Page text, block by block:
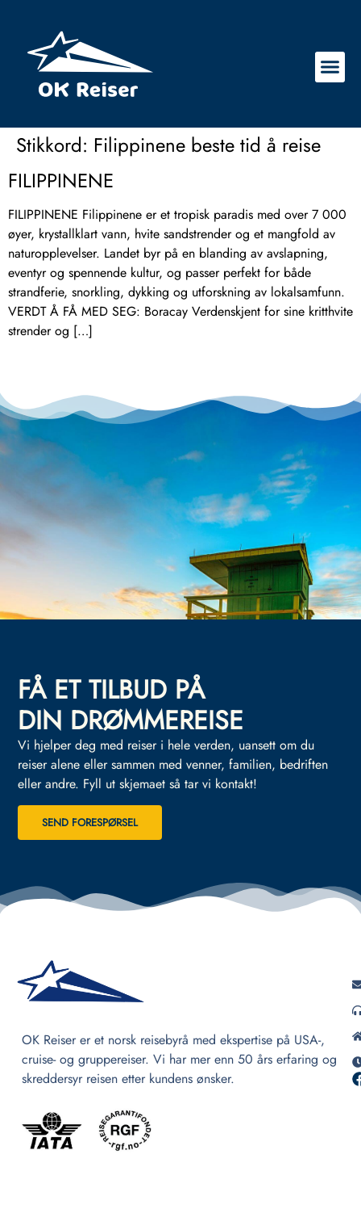
Stikkord: Filippinene beste tid å reise
FILIPPINENE
FILIPPINENE Filippinene er et tropisk paradis med over 7 000
øyer, krystallklart vann, hvite sandstrender og et mangfold av
naturopplevelser. Landet byr på en blanding av avslapning,
eventyr og spennende kultur, og passer perfekt for både
strandferie, snorkling, dykking og utforskning av lokalsamfunn.
VERDT Å FÅ MED SEG: Boracay Verdenskjent for sine kritthvite
strender og […]
FÅ ET TILBUD PÅ
DIN DRØMMEREISE
Vi hjelper deg med reiser i hele verden, uansett om du
reiser alene eller sammen med venner, familien, bedriften
eller andre. Fyll ut skjemaet så tar vi kontakt!
SEND FORESPØRSEL
OK Reiser er et norsk reisebyrå med ekspertise på USA-,
cruise- og gruppereiser. Vi har mer enn 50 års erfaring og
skreddersyr reisen etter kundens ønsker.